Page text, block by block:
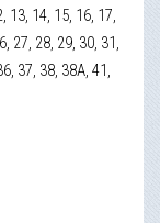
13, 14, 15, 16, 17,
27, 28, 29, 30, 31,
37, 38, 38А, 41,